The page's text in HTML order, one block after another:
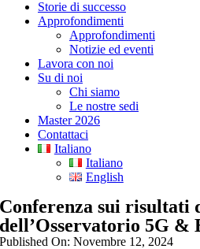
Storie di successo
Approfondimenti
Approfondimenti
Notizie ed eventi
Lavora con noi
Su di noi
Chi siamo
Le nostre sedi
Master 2026
Contattaci
Italiano
Italiano
English
Conferenza sui risultati
dell’Osservatorio 5G &
Published On: Novembre 12, 2024